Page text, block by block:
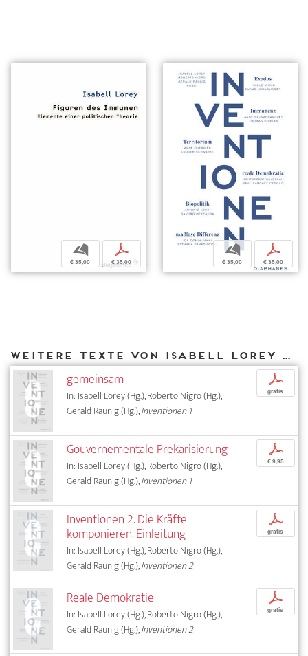
b
€ 35,00
p
€ 35,00
b
€ 35,00
p
€ 35,00
Weitere Texte von Isabell Lorey bei DIAPHANES
gemeinsam
In: Isabell Lorey (Hg.), Roberto Nigro (Hg.),
Gerald Raunig (Hg.),Inventionen 1
p
gratis
Gouvernementale Prekarisierung
In: Isabell Lorey (Hg.), Roberto Nigro (Hg.),
Gerald Raunig (Hg.),Inventionen 1
p
€ 9,95
Inventionen 2. Die Kräfte
komponieren. Einleitung
In: Isabell Lorey (Hg.), Roberto Nigro (Hg.),
Gerald Raunig (Hg.),Inventionen 2
p
gratis
Reale Demokratie
In: Isabell Lorey (Hg.), Roberto Nigro (Hg.),
Gerald Raunig (Hg.),Inventionen 2
p
gratis